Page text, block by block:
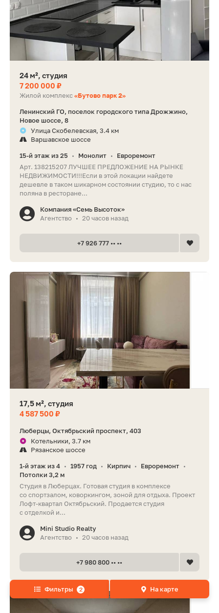
24 м², студия
7 200 000 ₽
Жилой комплекс«Бутово парк 2»
Ленинский ГО, поселок городского типа Дрожжино,
Новое шоссе, 8
Улица Скобелевская, 3.4 км
Варшавское шоссе
15-й этаж из 25 • Монолит •
Евроремонт
Арт. 138215207 ЛУЧШЕЕ ПРЕДЛОЖЕНИЕ НА РЫНКЕ
НЕДВИЖИМОСТИ!!!Если в этой локации найдете
дешевле в таком шикарном состоянии студию, то с нас
поляна в ресторане...
Компания «Семь Высоток»
Агентство
• 20 часов назад
+7 926 777 •• ••
17,5 м², студия
4 587 500 ₽
Люберцы, Октябрьский проспект, 403
Котельники, 3.7 км
Рязанское шоссе
1-й этаж из 4 • 1957 год • Кирпич • Евроремонт •
Потолки 3,2 м
Студия в Люберцах. Готовая студия в комплексе
со спортзалом, коворкингом, зоной для отдыха. Проект
Лофт-квартал Октябрьский. Продается студия
с отделкой и...
Mini Studio Realty
Агентство
• 20 часов назад
+7 980 800 •• ••
Фильтры 2 На карте